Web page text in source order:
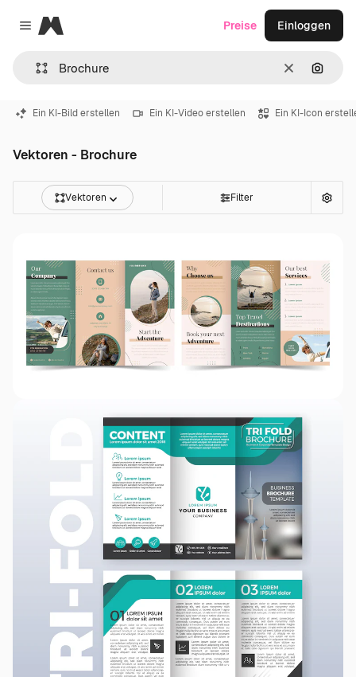
Close menu
Magnific
LöschenNach
Preise Einloggen
Ein KI-Bild erstellen Ein KI-Video erstellen Ein KI-Icon
Vektoren - Brochure
Vektoren Filter